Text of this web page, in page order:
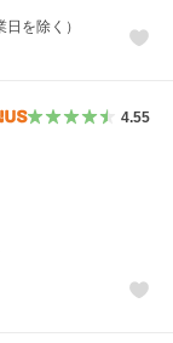
を除く）
4.55